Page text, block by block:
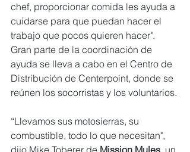
chef, proporcionar comida les ayuda a
cuidarse para que puedan hacer el
trabajo que pocos quieren hacer".
Gran parte de la coordinación de
ayuda se lleva a cabo en el Centro de
Distribución de Centerpoint, donde se
reúnen los socorristas y los voluntarios.
“Llevamos sus motosierras, su
combustible, todo lo que necesitan",